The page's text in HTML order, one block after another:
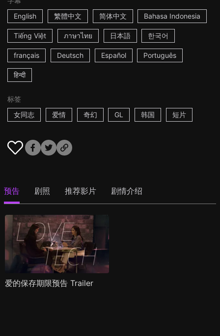
English
繁體中文 简体中文 Bahasa Indonesia
Tiếng Việt ภาษาไทย 日本語 한국어
français Deutsch Español Português
हिन्दी
标签
女同志
爱情 奇幻 GL 韩国 短片
预告 剧照 推荐影片 剧情介绍
爱的保存期限预告 Trailer